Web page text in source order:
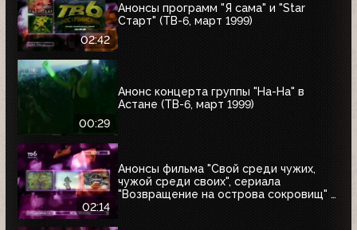
02:42
Анонсы программ "Я сама" и "Star
Старт" (ТВ-6, март 1999)
00:29
Анонс концерта группы "На-На" в
Астане (ТВ-6, март 1999)
02:14
Анонсы фильма "Свой среди чужих,
чужой среди своих", сериала
"Возвращение на острова сокровищ" и